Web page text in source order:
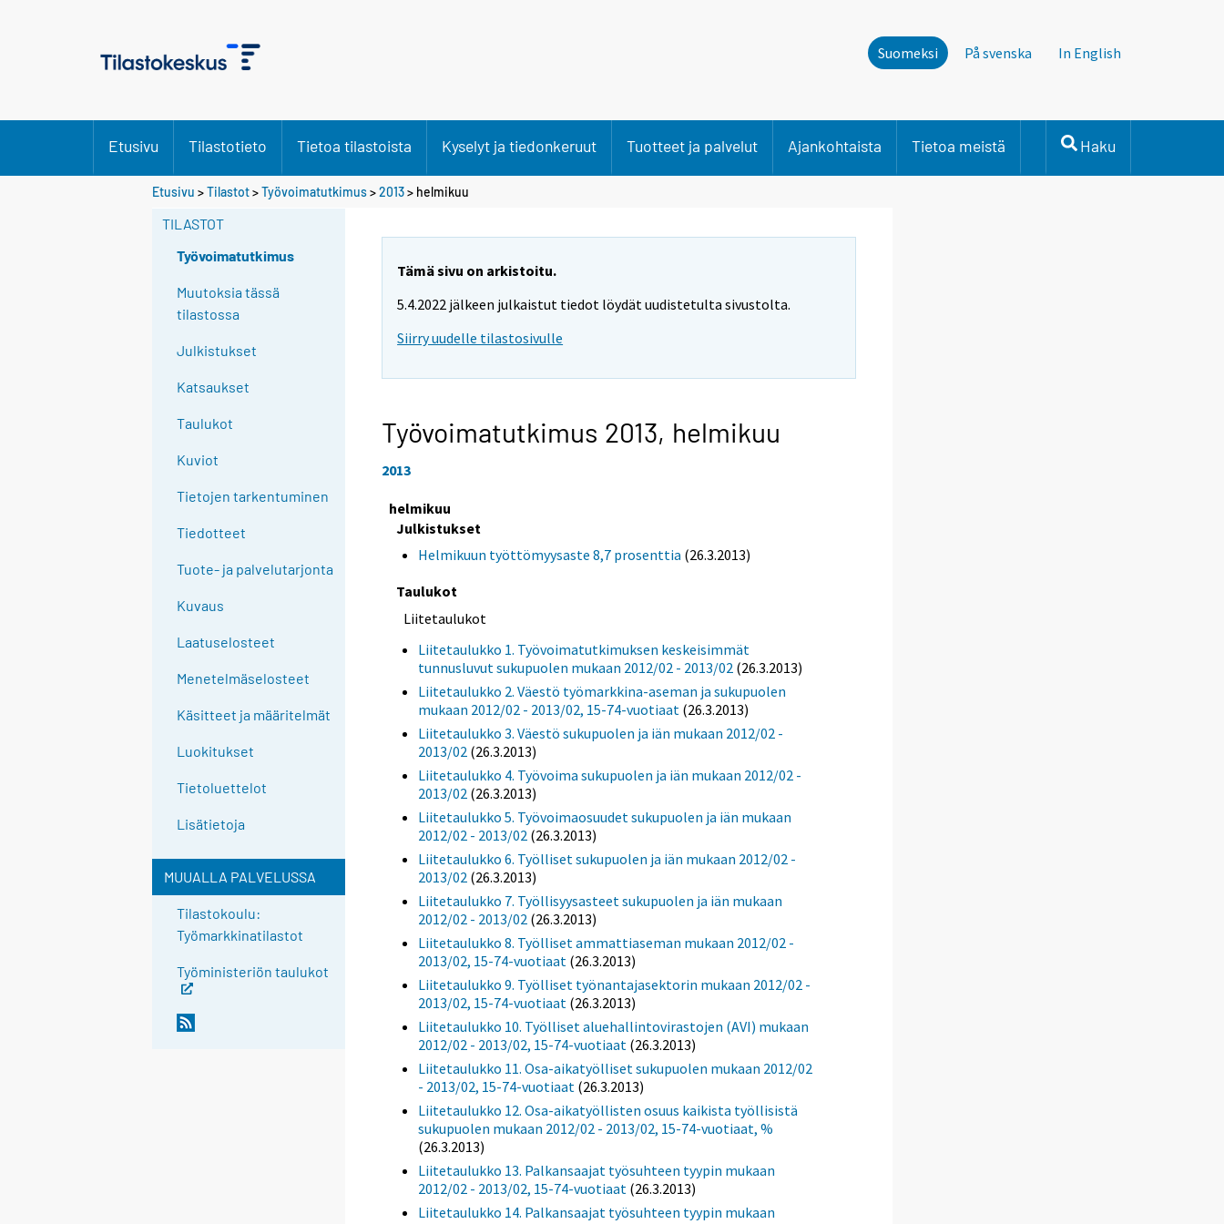
Suomeksi På svenska In English
Etusivu Tilastotieto Tietoa tilastoista Kyselyt ja tiedonkeruut Tuotteet ja palvelut Ajankohtaista Tietoa meistä Haku
Etusivu >Tilastot>Työvoimatutkimus>2013> helmikuu
TILASTOT
Työvoimatutkimus
Muutoksia tässä
tilastossa
Julkistukset
Katsaukset
Taulukot
Kuviot
Tietojen tarkentuminen
Tiedotteet
Tuote- ja palvelutarjonta
Kuvaus
Laatuselosteet
Menetelmäselosteet
Käsitteet ja määritelmät
Luokitukset
Tietoluettelot
Lisätietoja
MUUALLA PALVELUSSA
Tilastokoulu:
Työmarkkinatilastot
Työministeriön taulukot
Tämä sivu on arkistoitu.
5.4.2022 jälkeen julkaistut tiedot löydät uudistetulta sivustolta.
Siirry uudelle tilastosivulle
Työvoimatutkimus 2013, helmikuu
2013
helmikuu
Julkistukset
Helmikuun työttömyysaste 8,7 prosenttia (26.3.2013)
Taulukot
Liitetaulukot
Liitetaulukko 1. Työvoimatutkimuksen keskeisimmät
tunnusluvut sukupuolen mukaan 2012/02 - 2013/02 (26.3.2013)
Liitetaulukko 2. Väestö työmarkkina-aseman ja sukupuolen
mukaan 2012/02 - 2013/02, 15-74-vuotiaat (26.3.2013)
Liitetaulukko 3. Väestö sukupuolen ja iän mukaan 2012/02 -
2013/02 (26.3.2013)
Liitetaulukko 4. Työvoima sukupuolen ja iän mukaan 2012/02 -
2013/02 (26.3.2013)
Liitetaulukko 5. Työvoimaosuudet sukupuolen ja iän mukaan
2012/02 - 2013/02 (26.3.2013)
Liitetaulukko 6. Työlliset sukupuolen ja iän mukaan 2012/02 -
2013/02 (26.3.2013)
Liitetaulukko 7. Työllisyysasteet sukupuolen ja iän mukaan
2012/02 - 2013/02 (26.3.2013)
Liitetaulukko 8. Työlliset ammattiaseman mukaan 2012/02 -
2013/02, 15-74-vuotiaat (26.3.2013)
Liitetaulukko 9. Työlliset työnantajasektorin mukaan 2012/02 -
2013/02, 15-74-vuotiaat (26.3.2013)
Liitetaulukko 10. Työlliset aluehallintovirastojen (AVI) mukaan
2012/02 - 2013/02, 15-74-vuotiaat (26.3.2013)
Liitetaulukko 11. Osa-aikatyölliset sukupuolen mukaan 2012/02
- 2013/02, 15-74-vuotiaat (26.3.2013)
Liitetaulukko 12. Osa-aikatyöllisten osuus kaikista työllisistä
sukupuolen mukaan 2012/02 - 2013/02, 15-74-vuotiaat, %
(26.3.2013)
Liitetaulukko 13. Palkansaajat työsuhteen tyypin mukaan
2012/02 - 2013/02, 15-74-vuotiaat (26.3.2013)
Liitetaulukko 14. Palkansaajat työsuhteen tyypin mukaan